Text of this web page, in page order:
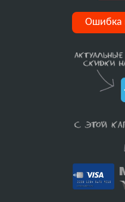
Ошибка